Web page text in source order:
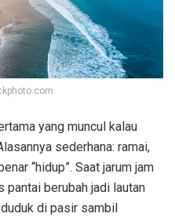
yang muncul kalau
sederhana: ramai,
“hidup”. Saat jarum jam
pantai berubah jadi lautan
di pasir sambil